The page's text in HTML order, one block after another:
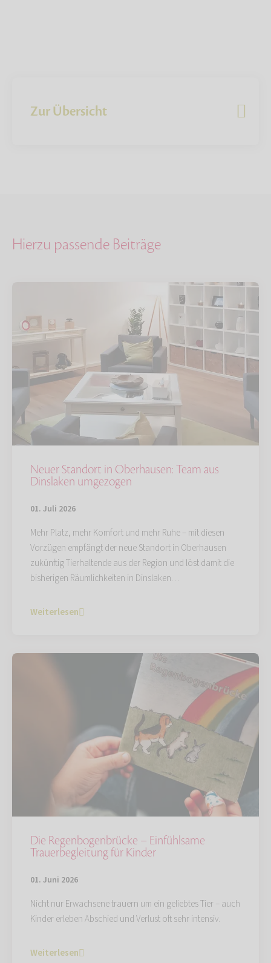
Zur Übersicht
Hierzu passende Beiträge
Neuer Standort in Oberhausen: Team aus
Dinslaken umgezogen
01. Juli 2026
Mehr Platz, mehr Komfort und mehr Ruhe – mit diesen
Vorzügen empfängt der neue Standort in Oberhausen
zukünftig Tierhaltende aus der Region und löst damit die
bisherigen Räumlichkeiten in Dinslaken…
Weiterlesen
Die Regenbogenbrücke – Einfühlsame
Trauerbegleitung für Kinder
01. Juni 2026
Nicht nur Erwachsene trauern um ein geliebtes Tier – auch
Kinder erleben Abschied und Verlust oft sehr intensiv.
Weiterlesen